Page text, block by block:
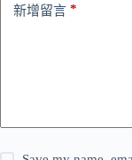
新增留言 *